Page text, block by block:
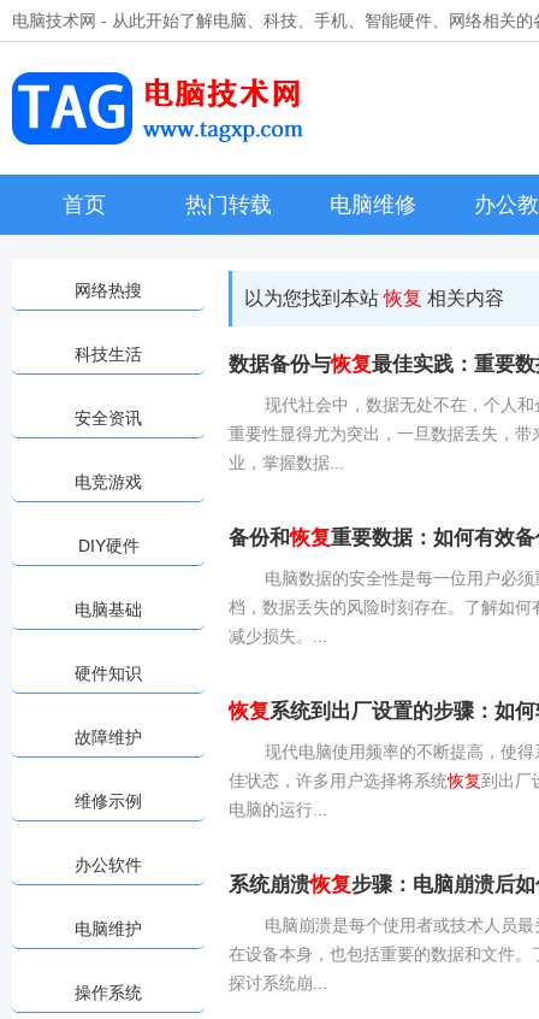
电脑技术网 - 从此开始了解电脑、科技、手机、智能硬件、网络相关的
首页 热门转载 电脑维修 办公
网络热搜
科技生活
安全资讯
电竞游戏
DIY硬件
电脑基础
硬件知识
故障维护
维修示例
办公软件
电脑维护
操作系统
以为您找到本站恢复 相关内容
数据备份与恢复最佳实践：重要
现代社会中，数据无处不在，个人
重要性显得尤为突出，一旦数据丢失，
业，掌握数据...
备份和恢复重要数据：如何有效
电脑数据的安全性是每一位用户必
档，数据丢失的风险时刻存在。了解如何
减少损失。...
恢复系统到出厂设置的步骤：如
现代电脑使用频率的不断提高，使
佳状态，许多用户选择将系统恢复到出厂
电脑的运行...
系统崩溃恢复步骤：电脑崩溃后
电脑崩溃是每个使用者或技术人员
在设备本身，也包括重要的数据和文件。
探讨系统崩...